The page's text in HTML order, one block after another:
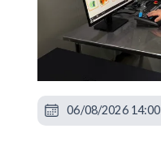
06/08/2026 14:00